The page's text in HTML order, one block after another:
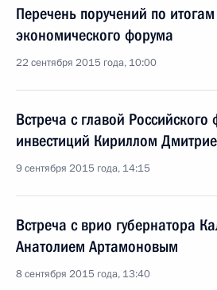
Перечень поручений по
экономического форума
22 сентября 2015 года, 10:00
Встреча с главой
инвестиций Кириллом
9 сентября 2015 года, 14:15
Встреча с врио губернатора
Анатолием Артамоновым
8 сентября 2015 года, 13:40